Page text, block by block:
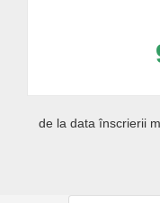
de la data înscrierii